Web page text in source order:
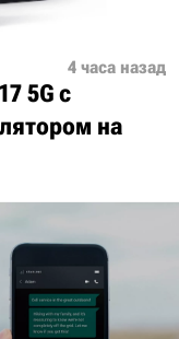
4 часа назад
5G с
на